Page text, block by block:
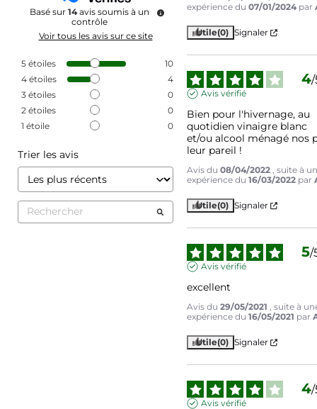
Basé sur 14 avis soumis à un
contrôle
Voir tous les avis sur ce site
5 étoiles
10
4 étoiles
4
3 étoiles
0
2 étoiles
0
1 étoile 0
Trier les avis
expérience du07/01/2024 par
Utile(0) Signaler
4/
Avis vérifié
Bien pour l'hivernage, au
quotidien vinaigre blanc
et/ou alcool ménagé nos
leur pareil !
Avis du08/04/2022 , suite à
expérience du16/03/2022 par
Utile(0) Signaler
5/
Avis vérifié
excellent
Avis du29/05/2021 , suite à
expérience du16/05/2021 par
Utile(0) Signaler
4/
Avis vérifié